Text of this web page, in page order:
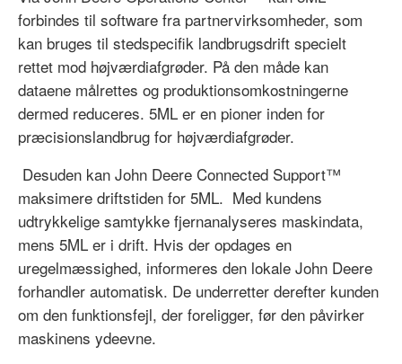
forbindes til software fra partnervirksomheder, som
kan bruges til stedspecifik landbrugsdrift specielt
rettet mod højværdiafgrøder. På den måde kan
dataene målrettes og produktionsomkostningerne
dermed reduceres. 5ML er en pioner inden for
præcisionslandbrug for højværdiafgrøder.
Desuden kan John Deere Connected Support™
maksimere driftstiden for 5ML. Med kundens
udtrykkelige samtykke fjernanalyseres maskindata,
mens 5ML er i drift. Hvis der opdages en
uregelmæssighed, informeres den lokale John Deere
forhandler automatisk. De underretter derefter kunden
om den funktionsfejl, der foreligger, før den påvirker
maskinens ydeevne.